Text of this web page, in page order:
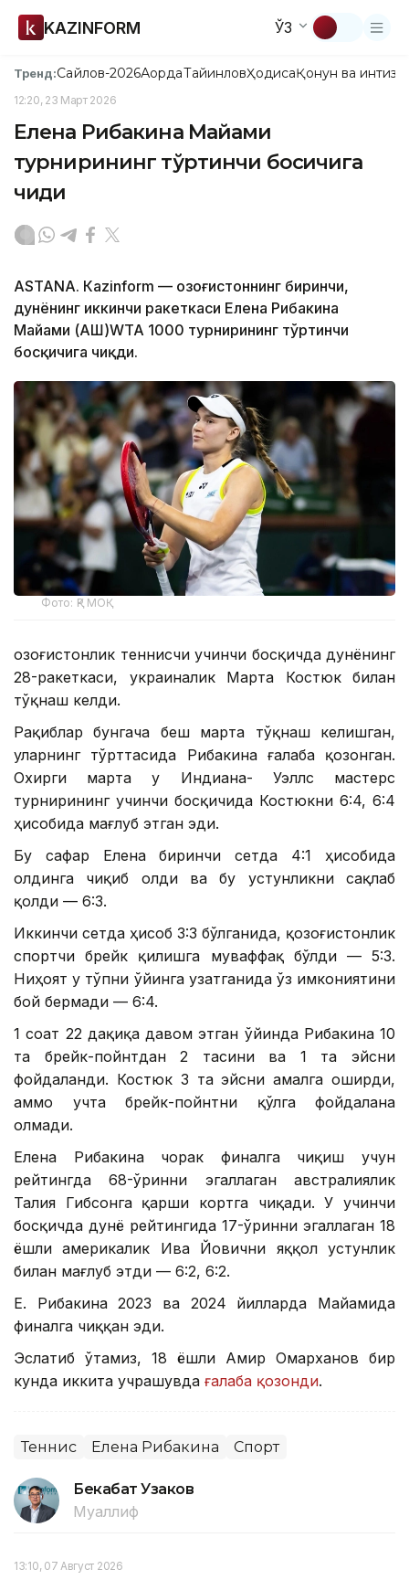
KAZINFORM ЎЗ
Тренд:Сайлов-2026АқордаТайинловҲодисаҚонун ва
12:20, 23 Март 2026
Елена Рибакина Майами
турнирининг тўртинчи босқичига
чиқди
ASTANА. Кazinform — Қозоғистоннинг биринчи,
дунёнинг иккинчи ракеткаси Елена Рибакина
Майами (АҚШ)WТА 1000 турнирининг тўртинчи
босқичига чиқди.
Фото: ҚР МОҚ
Қозоғистонлик теннисчи учинчи босқичда дунёнинг
28-ракеткаси, украиналик Марта Костюк билан
тўқнаш келди.
Рақиблар бунгача беш марта тўқнаш келишган,
уларнинг тўрттасида Рибакина ғалаба қозонган.
Охирги марта у Индиана- Уэллс мастерс
турнирининг учинчи босқичида Костюкни 6:4, 6:4
ҳисобида мағлуб этган эди.
Бу сафар Елена биринчи сетда 4:1 ҳисобида
олдинга чиқиб олди ва бу устунликни сақлаб
қолди — 6:3.
Иккинчи сетда ҳисоб 3:3 бўлганида, қозоғистонлик
спортчи брейк қилишга муваффақ бўлди — 5:3.
Ниҳоят у тўпни ўйинга узатганида ўз имкониятини
бой бермади — 6:4.
1 соат 22 дақиқа давом этган ўйинда Рибакина 10
та брейк-пойнтдан 2 тасини ва 1 та эйсни
фойдаланди. Костюк 3 та эйсни амалга оширди,
аммо учта брейк-пойнтни қўлга фойдалана
олмади.
Елена Рибакина чорак финалга чиқиш учун
рейтингда 68-ўринни эгаллаган австралиялик
Талия Гибсонга қарши кортга чиқади. У учинчи
босқичда дунё рейтингида 17-ўринни эгаллаган 18
ёшли америкалик Ива Йовични яққол устунлик
билан мағлуб этди — 6:2, 6:2.
Е. Рибакина 2023 ва 2024 йилларда Майамида
финалга чиққан эди.
Эслатиб ўтамиз, 18 ёшли Амир Омарханов бир
кунда иккита учрашувда ғалаба қозонди.
Теннис Елена Рибакина Спорт
Бекабат Узаков
Муаллиф
13:10, 07 Август 2026